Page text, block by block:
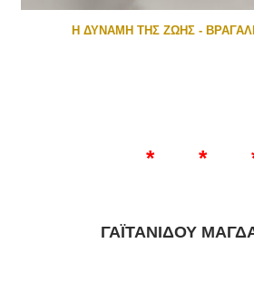
Η ΔΥΝΑΜΗ ΤΗΣ ΖΩΗΣ -
* *
ΓΑΪΤΑΝΙΔΟΥ